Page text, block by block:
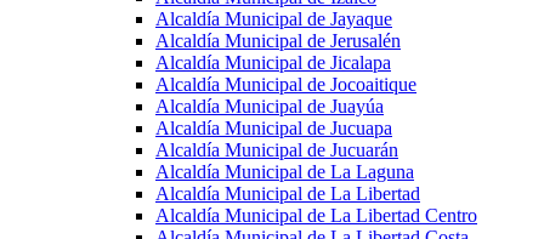
Alcaldía Municipal de Jayaque
Alcaldía Municipal de Jerusalén
Alcaldía Municipal de Jicalapa
Alcaldía Municipal de Jocoaitique
Alcaldía Municipal de Juayúa
Alcaldía Municipal de Jucuapa
Alcaldía Municipal de Jucuarán
Alcaldía Municipal de La Laguna
Alcaldía Municipal de La Libertad
Alcaldía Municipal de La Libertad Centro